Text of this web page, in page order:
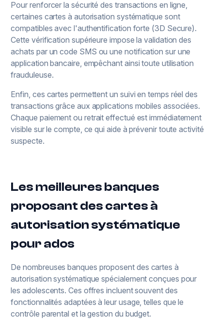
Pour renforcer la sécurité des transactions en ligne,
certaines cartes à autorisation systématique sont
compatibles avec l'authentification forte (3D Secure).
Cette vérification supérieure impose la validation des
achats par un code SMS ou une notification sur une
application bancaire, empêchant ainsi toute utilisation
frauduleuse.
Enfin, ces cartes permettent un suivi en temps réel des
transactions grâce aux applications mobiles associées.
Chaque paiement ou retrait effectué est immédiatement
visible sur le compte, ce qui aide à prévenir toute activité
suspecte.
Les meilleures banques
proposant des cartes à
autorisation systématique
pour ados
De nombreuses banques proposent des cartes à
autorisation systématique spécialement conçues pour
les adolescents. Ces offres incluent souvent des
fonctionnalités adaptées à leur usage, telles que le
contrôle parental et la gestion du budget.